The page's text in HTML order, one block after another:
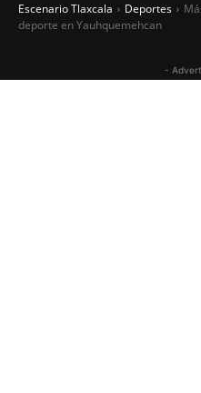
Escenario Tlaxcala Deportes
deporte en Yauhquemehcan
-